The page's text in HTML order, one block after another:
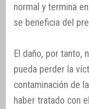
normal y termina
se beneficia del
El daño, por tanto,
pueda perder la
contaminación de
haber tratado con